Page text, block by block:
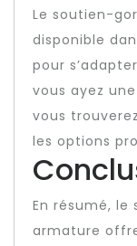
Le soutien-
disponible
pour
vous ayez
vous
les options
En résumé, le
armature